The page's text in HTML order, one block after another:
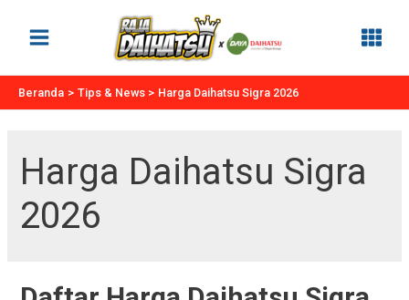
Menu
Beranda Tips & News Harga Daihatsu Sigra 2026
Harga Daihatsu Sigra
2026